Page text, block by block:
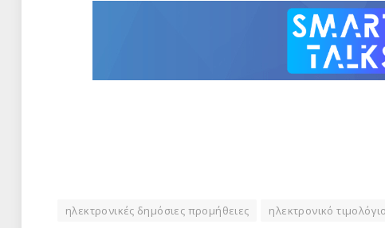
ηλεκτρονικές δημόσιες προμήθειες ηλεκτρονικό τιμολόγιο